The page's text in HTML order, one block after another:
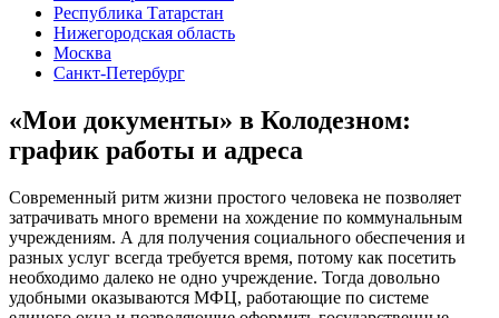
Республика Татарстан
Нижегородская область
Москва
Санкт-Петербург
«Мои документы» в Колодезном:
график работы и адреса
Современный ритм жизни простого человека не позволяет
затрачивать много времени на хождение по коммунальным
учреждениям. А для получения социального обеспечения и
разных услуг всегда требуется время, потому как посетить
необходимо далеко не одно учреждение. Тогда довольно
удобными оказываются МФЦ, работающие по системе